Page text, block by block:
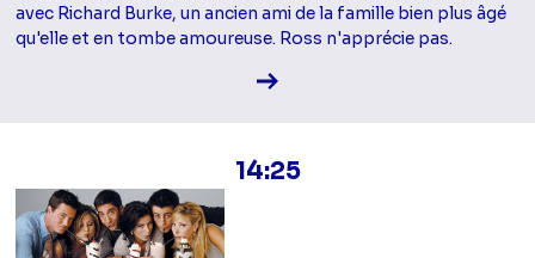
avec Richard Burke, un ancien ami de la famille bien plus âgé
qu'elle et en tombe amoureuse. Ross n'apprécie pas.
Voir la fiche diffusion
14:25